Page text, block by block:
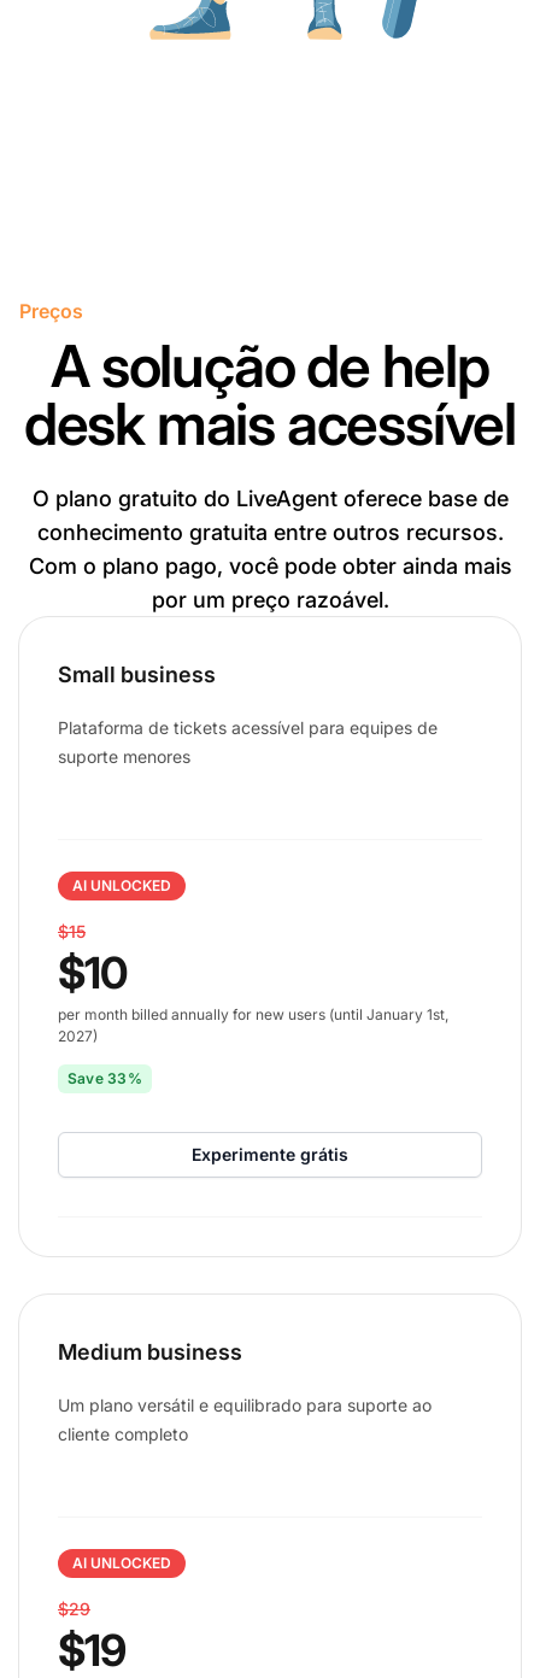
Preços
A solução de help
desk mais acessível
O plano gratuito do LiveAgent oferece base de
conhecimento gratuita entre outros recursos.
Com o plano pago, você pode obter ainda mais
por um preço razoável.
Small business
Plataforma de tickets acessível para equipes de
suporte menores
AI UNLOCKED
$15
$10
per month billed annually for new users (until January 1st,
2027)
Save 33%
Experimente grátis
Medium business
Um plano versátil e equilibrado para suporte ao
cliente completo
AI UNLOCKED
$29
$19